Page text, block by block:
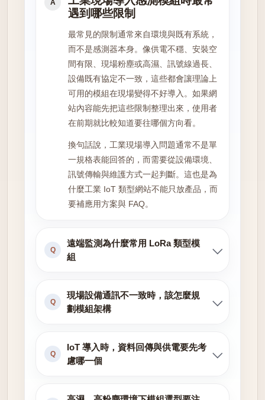
A
遇到哪些限制
最常見的限制通常來自環境與既有系統，
而不是感測器本身。像供電不穩、安裝空
間有限、現場粉塵或高濕、訊號線過長、
設備既有協定不一致，這些都會讓理論上
可用的模組在現場變得不好導入。如果網
站內容能先把這些限制整理出來，使用者
在前期就比較知道要往哪個方向看。
換句話說，工業現場導入問題通常不是單
一規格表能回答的，而需要從設備環境、
訊號傳輸與維護方式一起判斷。這也是為
什麼工業 IoT 類型網站不能只放產品，而
要補應用方案與 FAQ。
Q
遠端監測為什麼常用 LoRa 類型模
組
Q
現場設備通訊不一致時，該怎麼規
劃模組架構
Q
IoT 導入時，資料回傳與供電要先考
慮哪一個